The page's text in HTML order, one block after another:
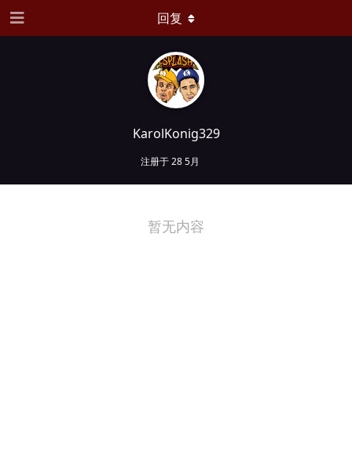
KarolKonig329
注册于28 5月
回复
暂无内容